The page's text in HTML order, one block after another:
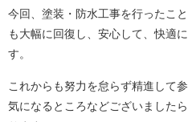
今回、塗装・防水工事を行ったこ
も大幅に回復し、安心して、快適
す。
これからも努力を怠らず精進して
気になるところなどございました